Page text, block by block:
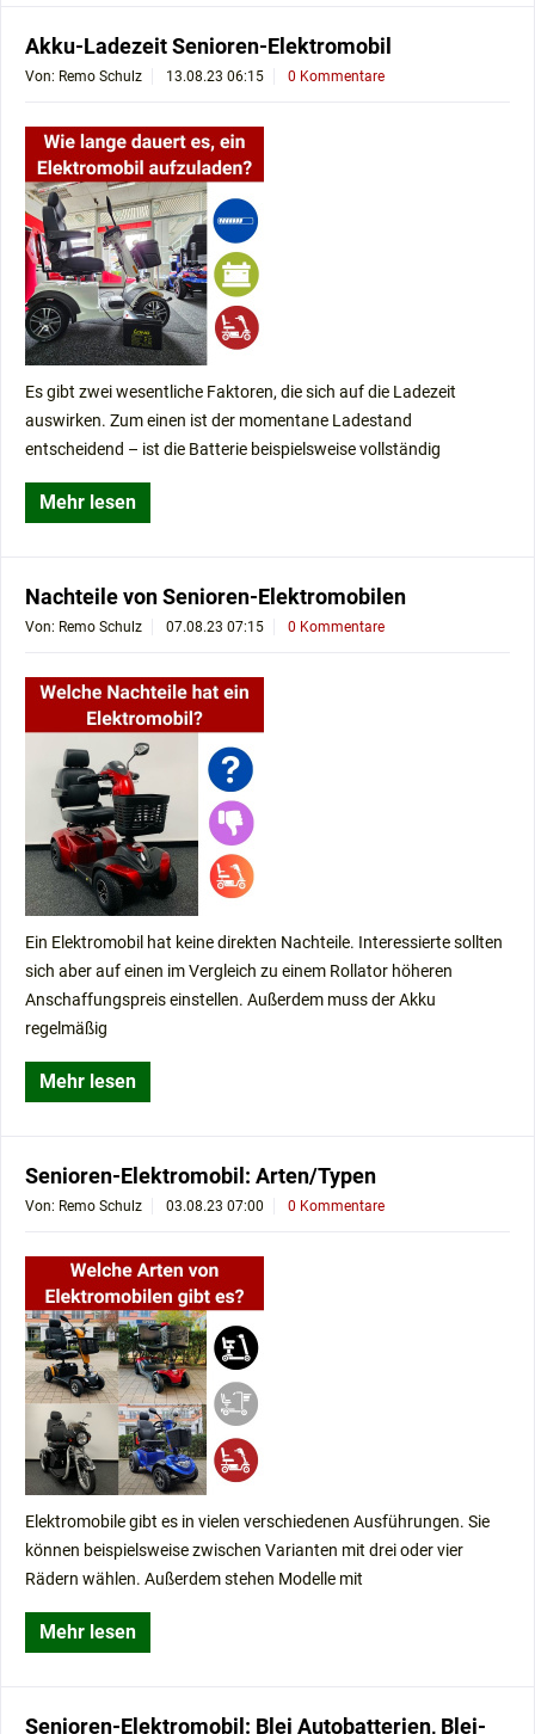
Akku-Ladezeit Senioren-Elektromobil
Von: Remo Schulz 13.08.23 06:15 0 Kommentare
Es gibt zwei wesentliche Faktoren, die sich auf die Ladezeit
auswirken. Zum einen ist der momentane Ladestand
entscheidend – ist die Batterie beispielsweise vollständig
Mehr lesen
Nachteile von Senioren-Elektromobilen
Von: Remo Schulz 07.08.23 07:15 0 Kommentare
Ein Elektromobil hat keine direkten Nachteile. Interessierte sollten
sich aber auf einen im Vergleich zu einem Rollator höheren
Anschaffungspreis einstellen. Außerdem muss der Akku
regelmäßig
Mehr lesen
Senioren-Elektromobil: Arten/Typen
Von: Remo Schulz 03.08.23 07:00 0 Kommentare
Elektromobile gibt es in vielen verschiedenen Ausführungen. Sie
können beispielsweise zwischen Varianten mit drei oder vier
Rädern wählen. Außerdem stehen Modelle mit
Mehr lesen
Senioren-Elektromobil: Blei Autobatterien, Blei-